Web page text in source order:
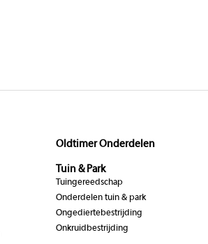
Oldtimer Onderdelen
Tuin & Park
Tuingereedschap
Onderdelen tuin & park
Ongediertebestrijding
Onkruidbestrijding